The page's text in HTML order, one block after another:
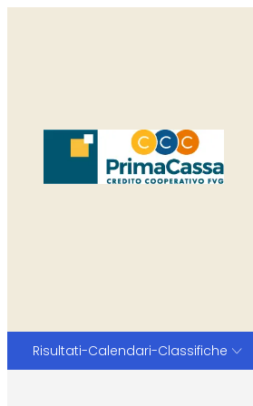
Risultati-Calendari-Classifiche